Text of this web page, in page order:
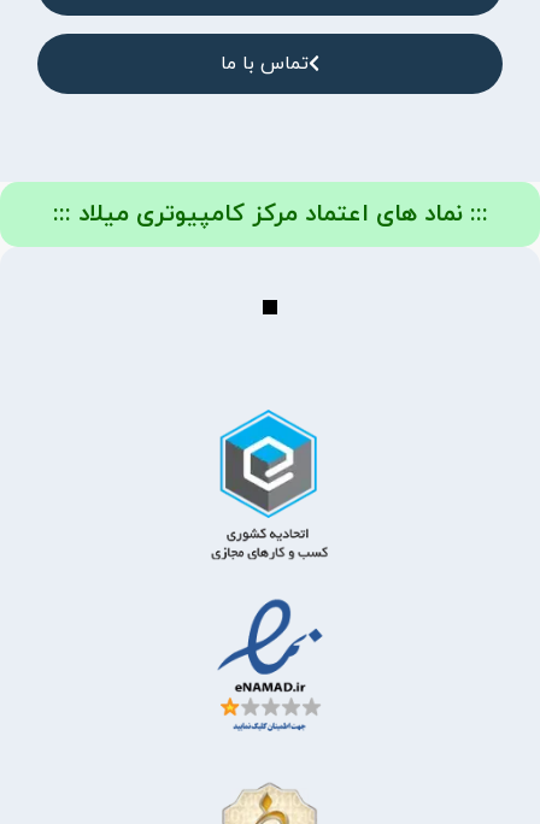
تماس با ما
::: نماد های اعتماد مرکز کامپیوتری میلاد :::